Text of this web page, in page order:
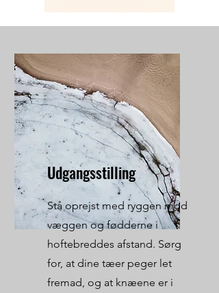
Udgangsstilling
Stå oprejst med ryggen mod
væggen og fødderne i
hoftebreddes afstand. Sørg
for, at dine tæer peger let
fremad, og at knæene er i